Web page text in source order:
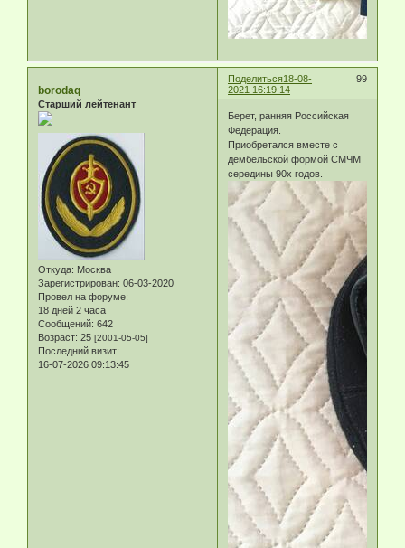
Поделиться 99
18-08-
2021 16:19:14
borodaq
Старший лейтенант
Откуда: Москва
Зарегистрирован: 06-03-2020
Провел на форуме:
18 дней 2 часа
Сообщений: 642
Возраст: 25 [2001-05-05]
Последний визит:
16-07-2026 09:13:45
Берет, ранняя Российская
Федерация.
Приобретался вместе с
дембельской формой СМЧМ
середины 90х годов.